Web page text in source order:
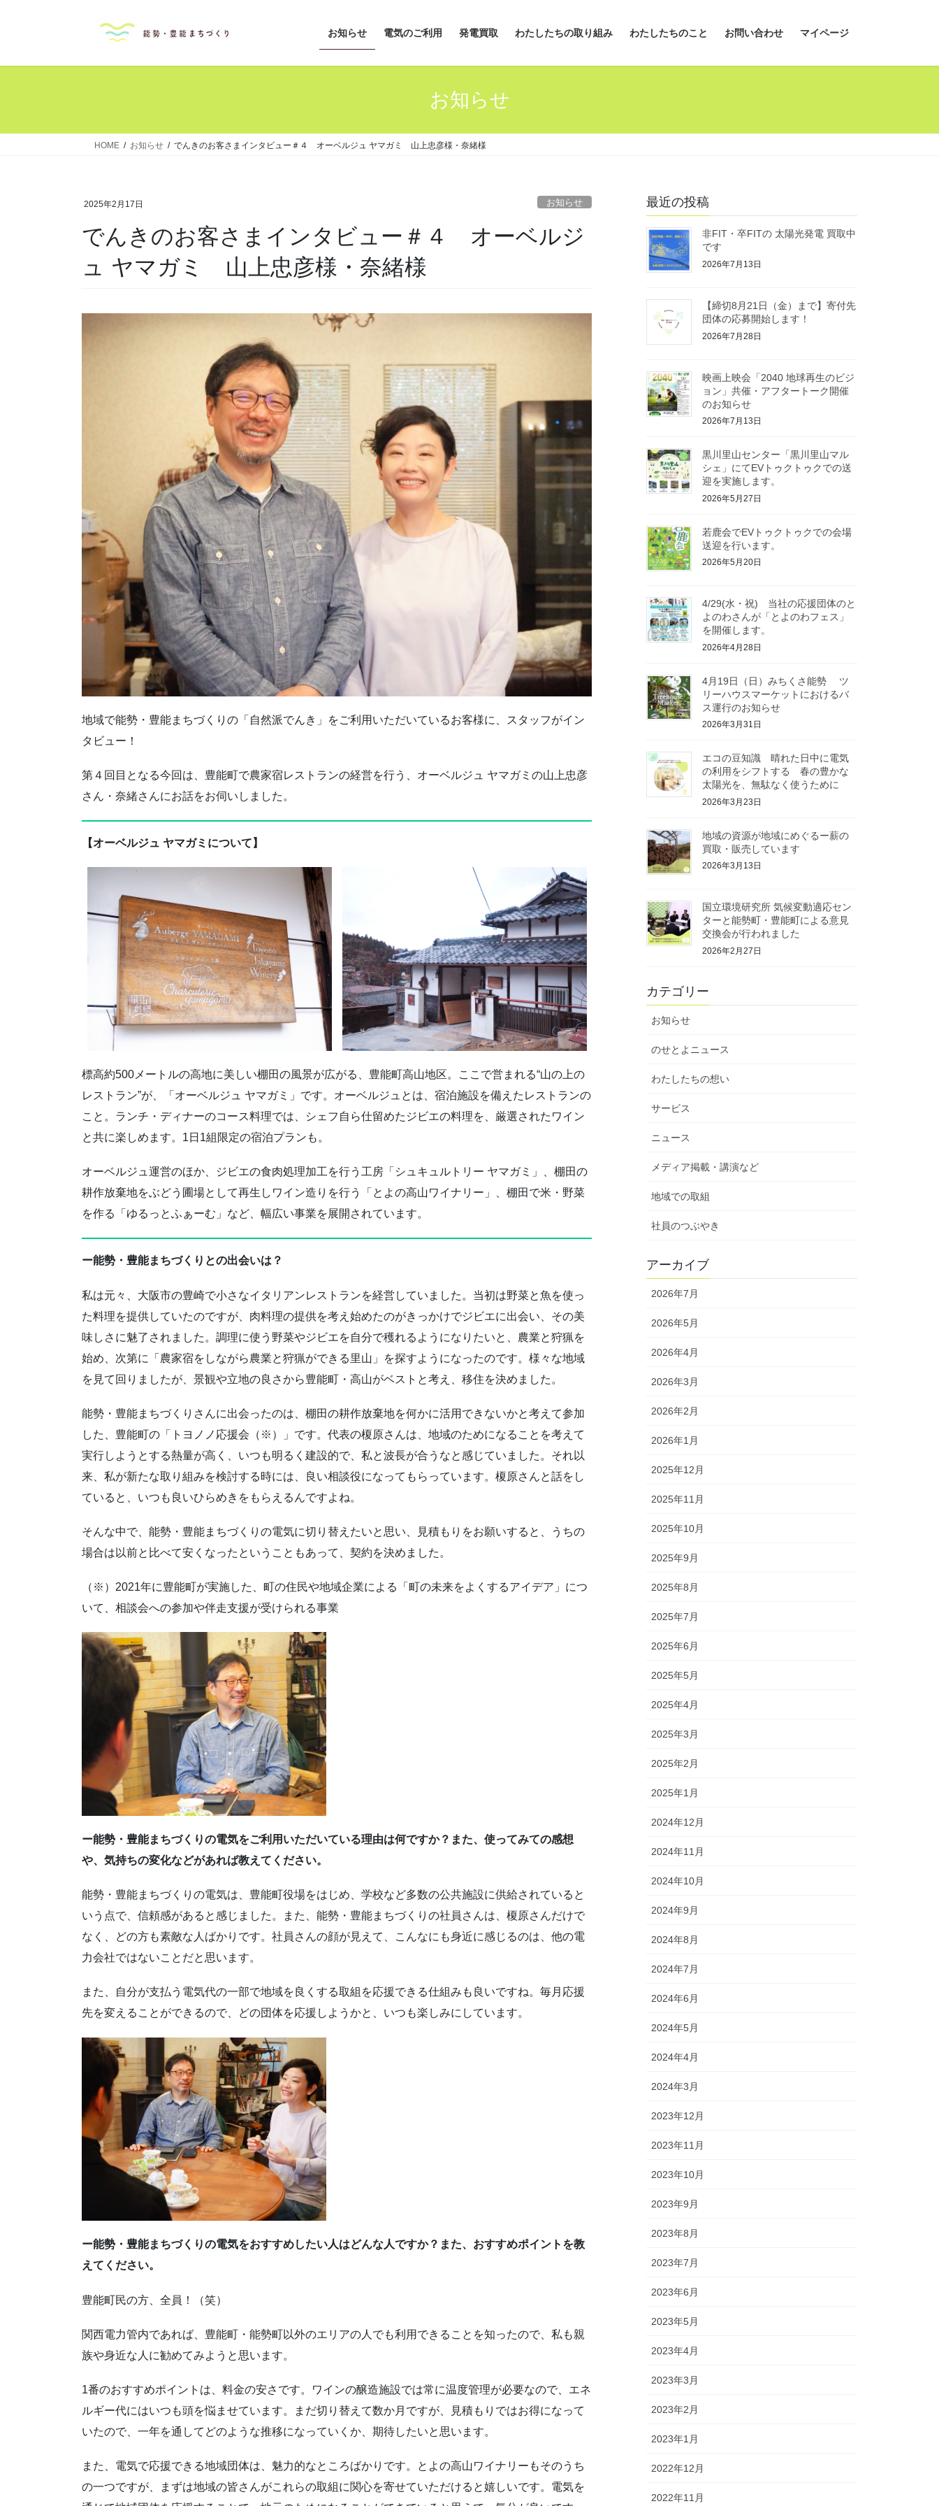
お知らせ 電気のご利用 発電買取 わたしたちの取り組み わたしたちのこと お問い合わせ マイページ
お知らせ
HOME お知らせ でんきのお客さまインタビュー＃４ オーベルジュ ヤマガミ 山上忠彦様・奈緒様
2025年2月17日 お知らせ
でんきのお客さまインタビュー＃４ オーベルジ
ュ ヤマガミ 山上忠彦様・奈緒様
地域で能勢・豊能まちづくりの「自然派でんき」をご利用いただいているお客様に、スタッフがイン
タビュー！
第４回目となる今回は、豊能町で農家宿レストランの経営を行う、オーベルジュ ヤマガミの山上忠彦
さん・奈緒さんにお話をお伺いしました。
【オーベルジュ ヤマガミについて】
標高約500メートルの高地に美しい棚田の風景が広がる、豊能町高山地区。ここで営まれる“山の上の
レストラン”が、「オーベルジュ ヤマガミ」です。オーベルジュとは、宿泊施設を備えたレストランの
こと。ランチ・ディナーのコース料理では、シェフ自ら仕留めたジビエの料理を、厳選されたワイン
と共に楽しめます。1日1組限定の宿泊プランも。
オーベルジュ運営のほか、ジビエの食肉処理加工を行う工房「シュキュルトリー ヤマガミ」、棚田の
耕作放棄地をぶどう圃場として再生しワイン造りを行う「とよの高山ワイナリー」、棚田で米・野菜
を作る「ゆるっとふぁーむ」など、幅広い事業を展開されています。
ー能勢・豊能まちづくりとの出会いは？
私は元々、大阪市の豊崎で小さなイタリアンレストランを経営していました。当初は野菜と魚を使っ
た料理を提供していたのですが、肉料理の提供を考え始めたのがきっかけでジビエに出会い、その美
味しさに魅了されました。調理に使う野菜やジビエを自分で穫れるようになりたいと、農業と狩猟を
始め、次第に「農家宿をしながら農業と狩猟ができる里山」を探すようになったのです。様々な地域
を見て回りましたが、景観や立地の良さから豊能町・高山がベストと考え、移住を決めました。
能勢・豊能まちづくりさんに出会ったのは、棚田の耕作放棄地を何かに活用できないかと考えて参加
した、豊能町の「トヨノノ応援会（※）」です。代表の榎原さんは、地域のためになることを考えて
実行しようとする熱量が高く、いつも明るく建設的で、私と波長が合うなと感じていました。それ以
来、私が新たな取り組みを検討する時には、良い相談役になってもらっています。榎原さんと話をし
ていると、いつも良いひらめきをもらえるんですよね。
そんな中で、能勢・豊能まちづくりの電気に切り替えたいと思い、見積もりをお願いすると、うちの
場合は以前と比べて安くなったということもあって、契約を決めました。
（※）2021年に豊能町が実施した、町の住民や地域企業による「町の未来をよくするアイデア」につ
いて、相談会への参加や伴走支援が受けられる事業
ー能勢・豊能まちづくりの電気をご利用いただいている理由は何ですか？また、使ってみての感想
や、気持ちの変化などがあれば教えてください。
能勢・豊能まちづくりの電気は、豊能町役場をはじめ、学校など多数の公共施設に供給されていると
いう点で、信頼感があると感じました。また、能勢・豊能まちづくりの社員さんは、榎原さんだけで
なく、どの方も素敵な人ばかりです。社員さんの顔が見えて、こんなにも身近に感じるのは、他の電
力会社ではないことだと思います。
また、自分が支払う電気代の一部で地域を良くする取組を応援できる仕組みも良いですね。毎月応援
先を変えることができるので、どの団体を応援しようかと、いつも楽しみにしています。
ー能勢・豊能まちづくりの電気をおすすめしたい人はどんな人ですか？また、おすすめポイントを教
えてください。
豊能町民の方、全員！（笑）
関西電力管内であれば、豊能町・能勢町以外のエリアの人でも利用できることを知ったので、私も親
族や身近な人に勧めてみようと思います。
1番のおすすめポイントは、料金の安さです。ワインの醸造施設では常に温度管理が必要なので、エネ
ルギー代にはいつも頭を悩ませています。まだ切り替えて数か月ですが、見積もりではお得になって
いたので、一年を通してどのような推移になっていくか、期待したいと思います。
また、電気で応援できる地域団体は、魅力的なところばかりです。とよの高山ワイナリーもそのうち
の一つですが、まずは地域の皆さんがこれらの取組に関心を寄せていただけると嬉しいです。電気を
最近の投稿
非FIT・卒FITの 太陽光発電 買取中
です
2026年7月13日
【締切8月21日（金）まで】寄付先
団体の応募開始します！
2026年7月28日
映画上映会「2040 地球再生のビジ
ョン」共催・アフタートーク開催
のお知らせ
2026年7月13日
黒川里山センター「黒川里山マル
シェ」にてEVトゥクトゥクでの送
迎を実施します。
2026年5月27日
若鹿会でEVトゥクトゥクでの会場
送迎を行います。
2026年5月20日
4/29(水・祝) 当社の応援団体のと
よのわさんが「とよのわフェス」
を開催します。
2026年4月28日
4月19日（日）みちくさ能勢 ツ
リーハウスマーケットにおけるバ
ス運行のお知らせ
2026年3月31日
エコの豆知識 晴れた日中に電気
の利用をシフトする 春の豊かな
太陽光を、無駄なく使うために
2026年3月23日
地域の資源が地域にめぐるー薪の
買取・販売しています
2026年3月13日
国立環境研究所 気候変動適応セン
ターと能勢町・豊能町による意見
交換会が行われました
2026年2月27日
カテゴリー
お知らせ
のせとよニュース
わたしたちの想い
サービス
ニュース
メディア掲載・講演など
地域での取組
社員のつぶやき
アーカイブ
2026年7月
2026年5月
2026年4月
2026年3月
2026年2月
2026年1月
2025年12月
2025年11月
2025年10月
2025年9月
2025年8月
2025年7月
2025年6月
2025年5月
2025年4月
2025年3月
2025年2月
2025年1月
2024年12月
2024年11月
2024年10月
2024年9月
2024年8月
2024年7月
2024年6月
2024年5月
2024年4月
2024年3月
2023年12月
2023年11月
2023年10月
2023年9月
2023年8月
2023年7月
2023年6月
2023年5月
2023年4月
2023年3月
2023年2月
2023年1月
2022年12月
2022年11月